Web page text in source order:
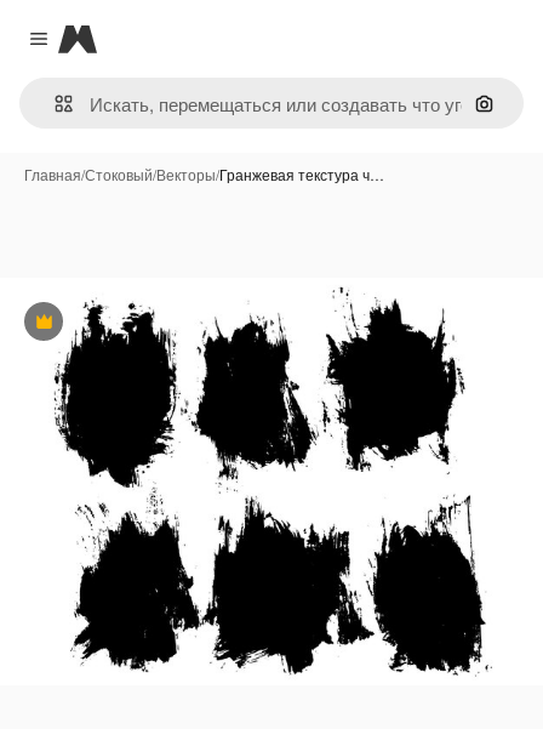
Close menu
Magnific
Поиск
Главная/Стоковый/Векторы/Гранжевая текстура ч…
Премиум